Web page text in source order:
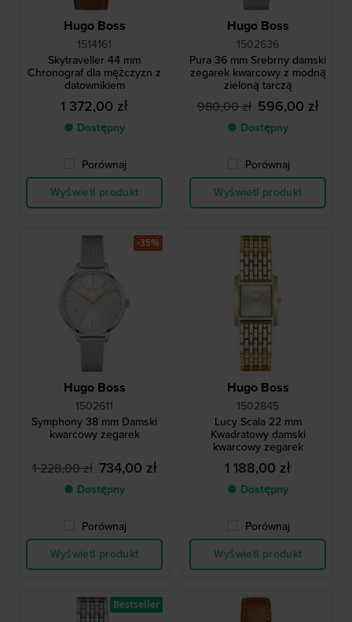
Hugo Boss
1514161
Skytraveller 44 mm
Chronograf dla mężczyzn z
datownikiem
1 372,00 zł
● Dostępny
Porównaj
Wyświetl produkt
Hugo Boss
1502636
Pura 36 mm Srebrny damski
zegarek kwarcowy z modną
zieloną tarczą
980,00 zł 596,00 zł
● Dostępny
Porównaj
Wyświetl produkt
Hugo Boss
1502611
Symphony 38 mm Damski
kwarcowy zegarek
1 228,00 zł 734,00 zł
● Dostępny
Porównaj
Wyświetl produkt
-35%
Hugo Boss
1502845
Lucy Scala 22 mm
Kwadratowy damski
kwarcowy zegarek
1 188,00 zł
● Dostępny
Porównaj
Wyświetl produkt
Bestseller